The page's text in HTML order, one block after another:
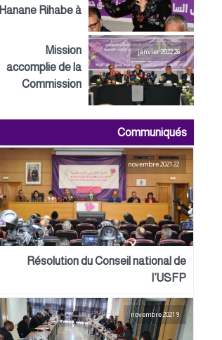
Hanane Rihabe à
26 janvier 2022
Mission
accomplie de la
Commission
au niveau
organisationnel
que logistique
Communiqués
22 novembre 2021
Résolution du Conseil national de
l’USFP
9 novembre 2021